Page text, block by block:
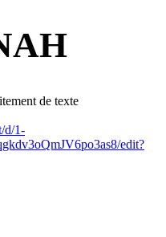
de texte
d/1-
edit?